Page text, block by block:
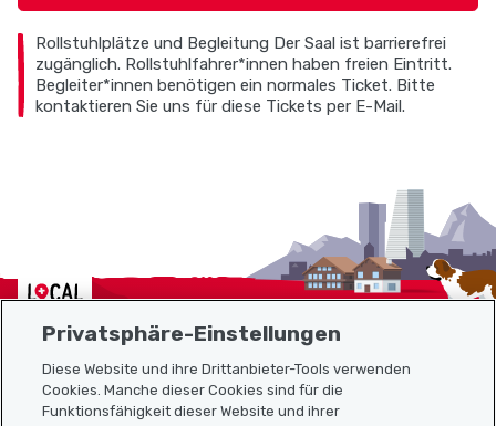
Rollstuhlplätze und Begleitung Der Saal ist barrierefrei
zugänglich. Rollstuhlfahrer*innen haben freien Eintritt.
Begleiter*innen benötigen ein normales Ticket. Bitte
kontaktieren Sie uns für diese Tickets per E-Mail.
Localcities
Sitemap
Privatsphäre-Einstellungen
Diese Website und ihre Drittanbieter-Tools verwenden
Cookies. Manche dieser Cookies sind für die
Funktionsfähigkeit dieser Website und ihrer